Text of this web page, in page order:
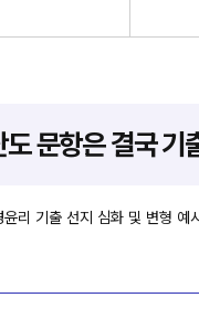
문항은 결국 기